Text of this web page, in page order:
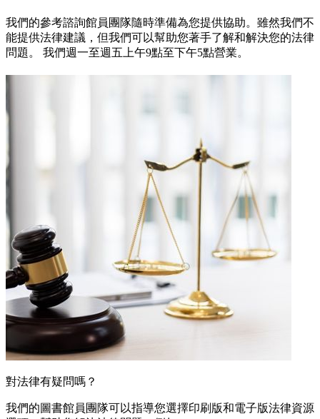
我們的參考諮詢館員團隊隨時準備為您提供協助。雖然我們不
能提供法律建議，但我們可以幫助您著手了解和解決您的法律
問題。 我們週一至週五上午9點至下午5點營業。
對法律有疑問嗎？
我們的圖書館員團隊可以指導您選擇印刷版和電子版法律資源